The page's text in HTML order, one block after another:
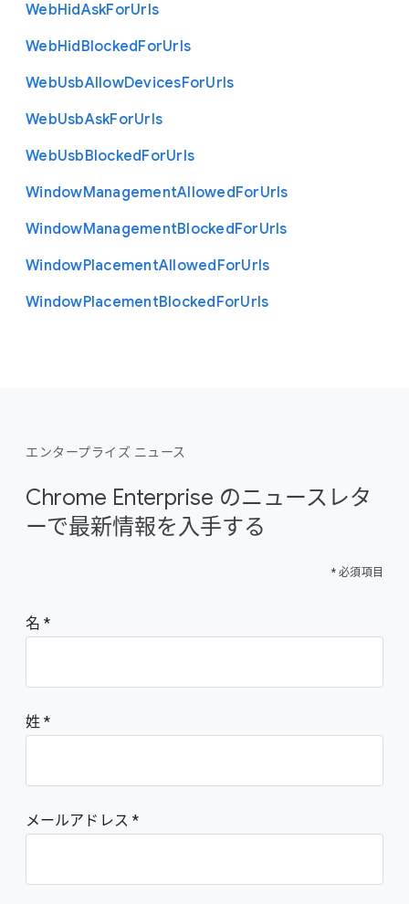
WebHidAskForUrls
WebHidBlockedForUrls
WebUsbAllowDevicesForUrls
WebUsbAskForUrls
WebUsbBlockedForUrls
WindowManagementAllowedForUrls
WindowManagementBlockedForUrls
WindowPlacementAllowedForUrls
WindowPlacementBlockedForUrls
エンタープライズ ニュース
Chrome Enterprise のニュースレタ
ーで最新情報を入手する
* 必須項目
名
姓
メールアドレス